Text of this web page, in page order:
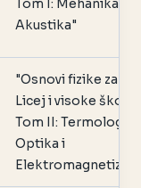
Tom I: Mehanika i
Akustika"
"Osnovi fizike za
Licej i visoke škole,
Tom II: Termologija,
Optika i